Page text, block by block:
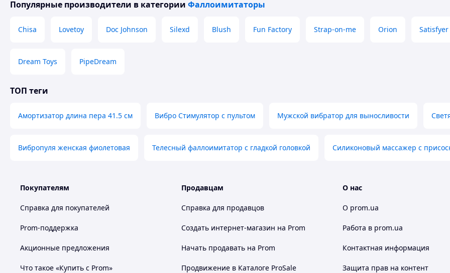
Популярные производители в категории Фаллоимитаторы
Chisa Lovetoy Doc Johnson Silexd Blush Fun Factory Strap-on-me Orion Satisfyer
Dream Toys PipeDream
ТОП теги
Амортизатор длина пера 41.5 см Вибро Стимулятор с пультом Мужской вибратор для выносливости
Вибропуля женская фиолетовая Телесный фаллоимитатор с гладкой головкой Силиконовый массажер с
Покупателям
Справка для покупателей
Prom-поддержка
Акционные предложения
Что такое «Купить с Prom»
Продавцам
Справка для продавцов
Создать интернет-магазин на Prom
Начать продавать на Prom
Продвижение в Каталоге ProSale
О нас
О prom.ua
Работа в prom.ua
Контактная информация
Защита прав на контент